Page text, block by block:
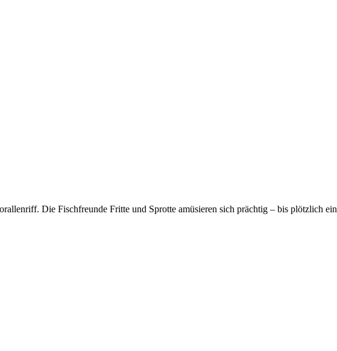
Die Fischfreunde Fritte und Sprotte amüsieren sich prächtig – bis plötzlich